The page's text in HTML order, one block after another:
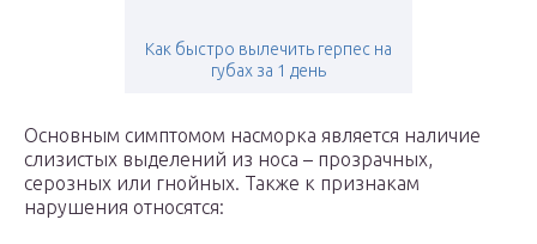
Как быстро вылечить герпес на
губах за 1 день
Основным симптомом насморка является наличие
слизистых выделений из носа – прозрачных,
серозных или гнойных. Также к признакам
нарушения относятся: